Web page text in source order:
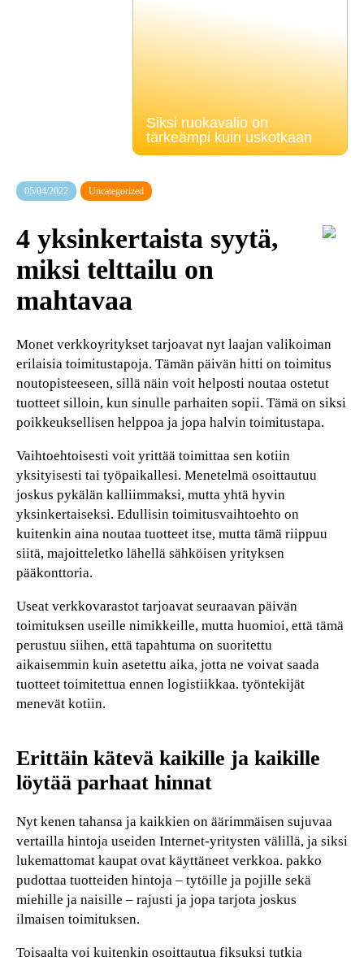
Siksi ruokavalio on
tärkeämpi kuin uskotkaan
05/04/2022 Uncategorized
4 yksinkertaista syytä,
miksi telttailu on
mahtavaa
Monet verkkoyritykset tarjoavat nyt laajan valikoiman
erilaisia toimitustapoja. Tämän päivän hitti on toimitus
noutopisteeseen, sillä näin voit helposti noutaa ostetut
tuotteet silloin, kun sinulle parhaiten sopii. Tämä on siksi
poikkeuksellisen helppoa ja jopa halvin toimitustapa.
Vaihtoehtoisesti voit yrittää toimittaa sen kotiin
yksityisesti tai työpaikallesi. Menetelmä osoittautuu
joskus pykälän kalliimmaksi, mutta yhtä hyvin
yksinkertaiseksi. Edullisin toimitusvaihtoehto on
kuitenkin aina noutaa tuotteet itse, mutta tämä riippuu
siitä, majoitteletko lähellä sähköisen yrityksen
pääkonttoria.
Useat verkkovarastot tarjoavat seuraavan päivän
toimituksen useille nimikkeille, mutta huomioi, että tämä
perustuu siihen, että tapahtuma on suoritettu
aikaisemmin kuin asetettu aika, jotta ne voivat saada
tuotteet toimitettua ennen logistiikkaa. työntekijät
menevät kotiin.
Erittäin kätevä kaikille ja kaikille
löytää parhaat hinnat
Nyt kenen tahansa ja kaikkien on äärimmäisen sujuvaa
vertailla hintoja useiden Internet-yritysten välillä, ja siksi
lukemattomat kaupat ovat käyttäneet verkkoa. pakko
pudottaa tuotteiden hintoja – tytöille ja pojille sekä
miehille ja naisille – rajusti ja jopa tarjota joskus
ilmaisen toimituksen.
Toisaalta voi kuitenkin osoittautua fiksuksi tutkia